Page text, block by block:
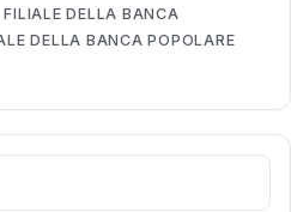
FILIALE DELLA BANCA
DELLA BANCA POPOLARE